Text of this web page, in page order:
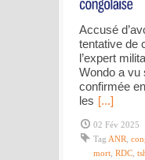
Accusé
tentative de
l’expert
Wondo a vu
confirmée
les [...]
02 Fév 2025
Tag ANR
mort RDC